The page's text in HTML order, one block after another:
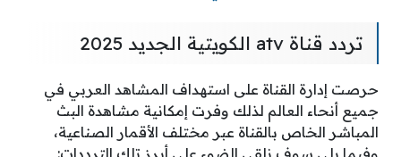
تردد قناة atv الكويتية الجديد 2025
حرصت إدارة القناة على استهداف المشاهد العربي في
جميع أنحاء العالم لذلك وفرت إمكانية مشاهدة البث
المباشر الخاص بالقناة عبر مختلف الأقمار الصناعية،